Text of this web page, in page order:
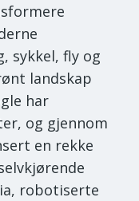
sykkel, fly og
landskap
har
og gjennom
en rekke
robotiserte